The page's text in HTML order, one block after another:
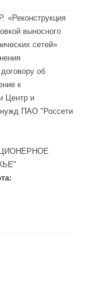
«Реконструкция
выносного
сетей»
об
к
Центр и
ПАО "Россети